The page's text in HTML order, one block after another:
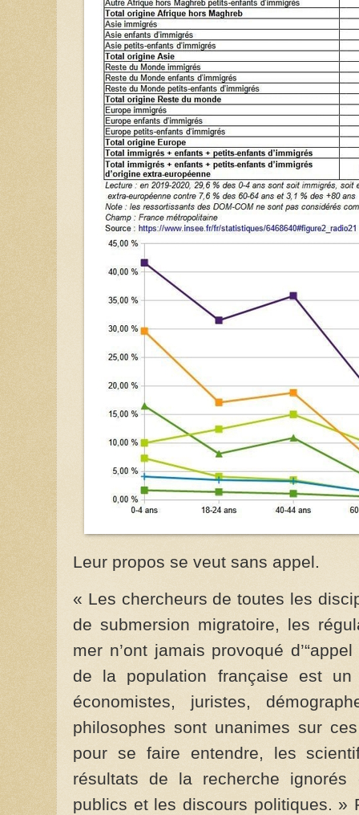
Leur propos se veut sans appel.
« Les chercheurs de toutes les
de submersion migratoire, les
mer n’ont jamais provoqué
de la population française est un
économistes, juristes,
philosophes sont unanimes sur
pour se faire entendre, les
résultats de la recherche
publics et les discours politiques. »